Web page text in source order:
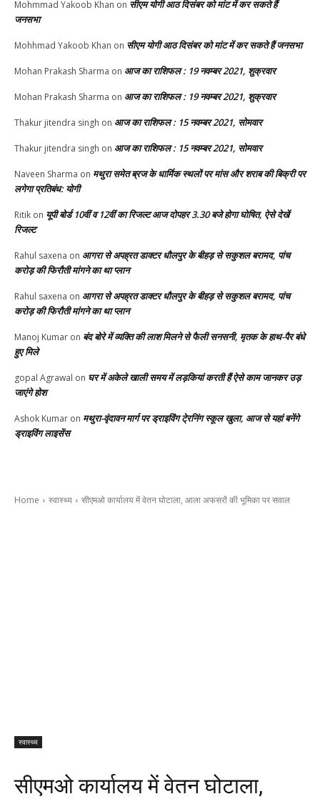
Mohmmad Yakoob Khan on सीएम योगी आठ दिसंबर को मांट में कर सकते हैं
जनसभा
Mohhmad Yakoob Khan on सीएम योगी आठ दिसंबर को मांट में कर सकते हैं जनसभा
Mohan Prakash Sharma on आज का राशिफल : 19 नवम्बर 2021, शुक्रवार
Mohan Prakash Sharma on आज का राशिफल : 19 नवम्बर 2021, शुक्रवार
Thakur jitendra singh on आज का राशिफल : 15 नवम्बर 2021, सोमवार
Thakur jitendra singh on आज का राशिफल : 15 नवम्बर 2021, सोमवार
Naveen Sharma on मथुरा समेत ब्रज के धार्मिक स्थलों पर मांस और शराब की बिक्री पर
लगेगा प्रतिबंध: योगी
Ritik on यूपी बोर्ड 10वीं व 12वीं का रिजल्ट आज दोपहर 3.30 बजे होगा घोषित, ऐसे देखें
रिजल्ट
Rahul saxena on आगरा से अपह्रत डाक्टर धौलपुर के बीहड़ से सकुशल बरामद, पांच
करोड़ की फिरौती मांगने का था प्लान
Rahul saxena on आगरा से अपह्रत डाक्टर धौलपुर के बीहड़ से सकुशल बरामद, पांच
करोड़ की फिरौती मांगने का था प्लान
Manoj Kumar on बंद बोरे में व्यक्ति की लाश मिलने से फैली सनसनी, मृतक के हाथ-पैर बंधे
हुए मिले
gopal Agrawal on घर में अकेले खाली समय में लड़कियां करती हैं ऐसे काम जानकर उड़
जाएंगे होश
Ashok Kumar on मथुरा-वृंदावन मार्ग पर ड्राइविंग टे्रनिंग स्कूल खुला, आज से यहां बनेंगे
ड्राइविंग लाइसेंस